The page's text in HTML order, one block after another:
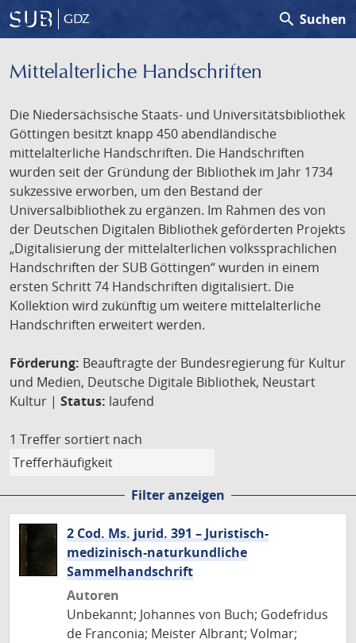
GDZ search Suchen
Mittelalterliche Handschriften
Die Niedersächsische Staats- und Universitätsbibliothek
Göttingen besitzt knapp 450 abendländische
mittelalterliche Handschriften. Die Handschriften
wurden seit der Gründung der Bibliothek im Jahr 1734
sukzessive erworben, um den Bestand der
Universalbibliothek zu ergänzen. Im Rahmen des von
der Deutschen Digitalen Bibliothek geförderten Projekts
„Digitalisierung der mittelalterlichen volkssprachlichen
Handschriften der SUB Göttingen“ wurden in einem
ersten Schritt 74 Handschriften digitalisiert. Die
Kollektion wird zukünftig um weitere mittelalterliche
Handschriften erweitert werden.
Förderung: Beauftragte der Bundesregierung für Kultur
und Medien, Deutsche Digitale Bibliothek, Neustart
Kultur | Status: laufend
1 Treffer sortiert nach
Filter anzeigen
2 Cod. Ms. jurid. 391 – Juristisch-
medizinisch-naturkundliche
Sammelhandschrift
Autoren
Unbekannt; Johannes von Buch; Godefridus
de Franconia; Meister Albrant; Volmar;